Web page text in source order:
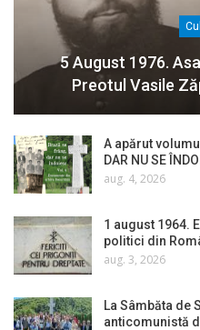
5 August 1976.
Preotul Vasile
A apărut
DAR NU SE
aug. 4, 2026
1 august 1964.
politici din
aug. 3, 2026
La Sâmbăta de
anticomunistă